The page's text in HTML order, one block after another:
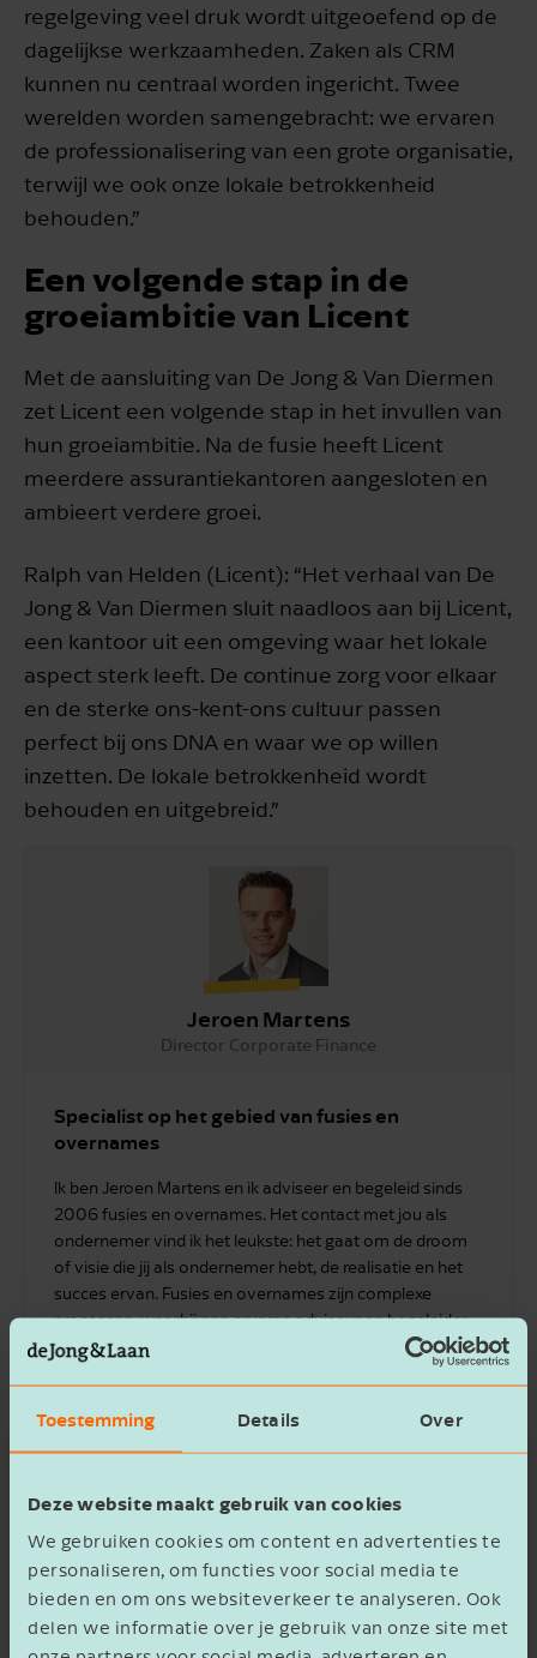
Toestemming Details Over
Deze website maakt gebruik van cookies
We gebruiken cookies om content en advertenties te
personaliseren, om functies voor social media te
bieden en om ons websiteverkeer te analyseren. Ook
delen we informatie over je gebruik van onze site met
regelgeving veel druk wordt uitgeoefend op de
dagelijkse werkzaamheden. Zaken als CRM
kunnen nu centraal worden ingericht. Twee
werelden worden samengebracht: we ervaren
de professionalisering van een grote organisatie,
terwijl we ook onze lokale betrokkenheid
behouden.”
Een volgende stap in de
groeiambitie van Licent
Met de aansluiting van De Jong & Van Diermen
zet Licent een volgende stap in het invullen van
hun groeiambitie. Na de fusie heeft Licent
meerdere assurantiekantoren aangesloten en
ambieert verdere groei.
Ralph van Helden (Licent): “Het verhaal van De
Jong & Van Diermen sluit naadloos aan bij Licent,
een kantoor uit een omgeving waar het lokale
aspect sterk leeft. De continue zorg voor elkaar
en de sterke ons-kent-ons cultuur passen
perfect bij ons DNA en waar we op willen
inzetten. De lokale betrokkenheid wordt
behouden en uitgebreid.”
Jeroen Martens
Director Corporate Finance
Specialist op het gebied van fusies en
overnames
Ik ben Jeroen Martens en ik adviseer en begeleid sinds
2006 fusies en overnames. Het contact met jou als
ondernemer vind ik het leukste: het gaat om de droom
of visie die jij als ondernemer hebt, de realisatie en het
succes ervan. Fusies en overnames zijn complexe
processen, waarbij een ervaren adviseur en begeleider
veel toegevoegde waarde kan bieden. Met mijn kennis
en ervaring help ik je verder om van jouw droom een
Neem contact op